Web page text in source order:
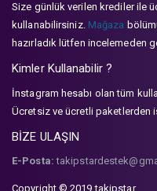
Size günlük verilen krediler ile
kullanabilirsiniz. Mağaza
hazırladık lütfen incelemeden
Kimler Kullanabilir ?
İnstagram hesabı olan tüm
Ücretsiz ve ücretli paketlerden
BİZE ULAŞIN
E-Posta:
Copyright © 2019 takipstar.